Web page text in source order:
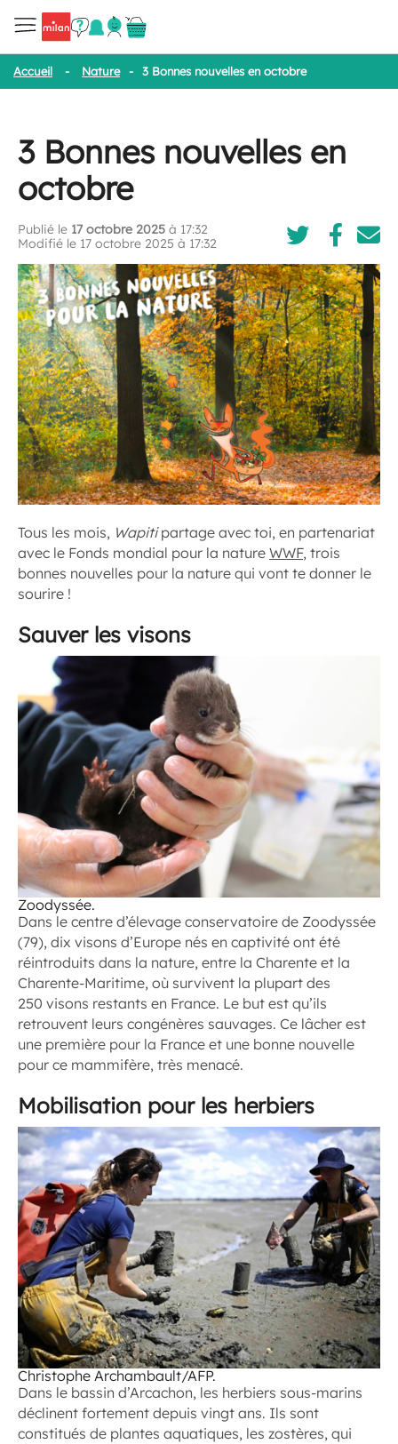
Accueil - Nature - 3 Bonnes nouvelles en octobre
3 Bonnes nouvelles en
octobre
Publié le 17 octobre 2025 à 17:32
Modifié le 17 octobre 2025 à 17:32
Tous les mois, Wapitipartage avec toi, en partenariat
avec le Fonds mondial pour la nature WWF, trois
bonnes nouvelles pour la nature qui vont te donner le
sourire !
Sauver les visons
Zoodyssée.
Dans le centre d’élevage conservatoire de Zoodyssée
(79), dix visons d’Europe nés en captivité ont été
réintroduits dans la nature, entre la Charente et la
Charente-Maritime, où survivent la plupart des
250 visons restants en France. Le but est qu’ils
retrouvent leurs congénères sauvages. Ce lâcher est
une première pour la France et une bonne nouvelle
pour ce mammifère, très menacé.
Mobilisation pour les herbiers
Christophe Archambault/AFP.
Dans le bassin d’Arcachon, les herbiers sous-marins
déclinent fortement depuis vingt ans. Ils sont
constitués de plantes aquatiques, les zostères, qui